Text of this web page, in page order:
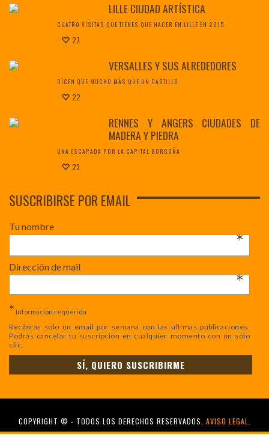
LILLE CIUDAD ARTÍSTICA
CUATRO VISITAS QUE TIENES QUE HACER EN LILLE EN 2015
27
VERSALLES Y SUS ALREDEDORES
DICEN QUE MUCHO MÁS QUE UN CASTILLO
22
RENNES Y ANGERS CIUDADES DE
MADERA Y PIEDRA
UNA ESCAPADA POR LA CAPITAL BORGOÑA
23
SUSCRIBIRSE POR EMAIL
Tu nombre
*
Dirección de mail
*
* Información requerida
Recibirás sólo un email por semana con las últimas publicaciones.
Podrás cancelar tu suscripción en cualquier momento con un sólo
clic.
COPYRIGHT © - TODOS LOS DERECHOS RESERVADOS. AVISO LEGAL